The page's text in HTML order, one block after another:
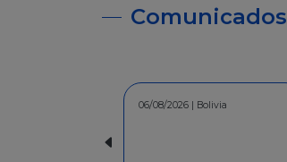
Comunicados
30/07/2026 | Bolivia